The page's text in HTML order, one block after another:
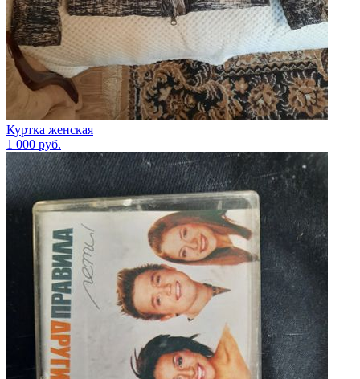
Куртка женская
1 000 руб.